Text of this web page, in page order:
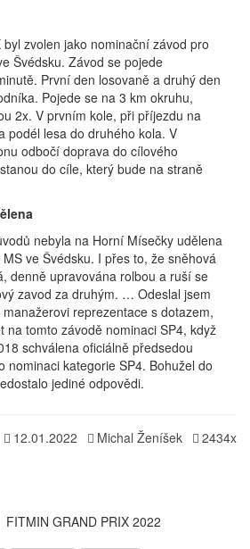
byl zvolen jako nominační závod pro
Švédsku. Závod se pojede
První den losovaně a druhý den
Pojede se na 3 km okruhu,
2x. V prvním kole, při příjezdu na
podél lesa do druhého kola. V
odbočí doprava do cílového
do cíle, který bude na straně
nebyla na Horní Mísečky udělena
ve Švédsku. I přes to, že sněhová
denně upravována rolbou a ruší se
zavod za druhým. … Odeslal jsem
reprezentace s dotazem,
na tomto závodě nominaci SP4, když
schválena oficiálně předsedou
nominaci kategorie SP4. Bohužel do
jediné odpovědi.
12.01.2022 Michal Ženíšek 2434x
FITMIN GRAND PRIX 2022